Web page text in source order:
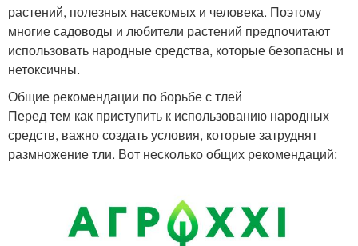
растений, полезных насекомых и человека. Поэтому
многие садоводы и любители растений предпочитают
использовать народные средства, которые безопасны и
нетоксичны.
Общие рекомендации по борьбе с тлей
Перед тем как приступить к использованию народных
средств, важно создать условия, которые затруднят
размножение тли. Вот несколько общих рекомендаций: